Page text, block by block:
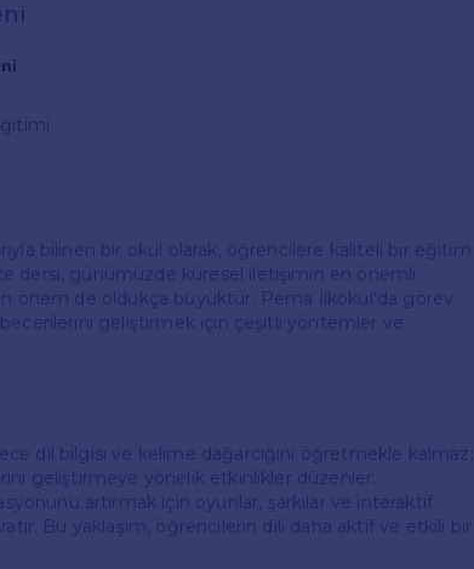
bilinen bir okul olarak, öğrencilere kaliteli bir eğitim
dersi, günümüzde küresel iletişimin en önemli
önem de oldukça büyüktür. Pema İlkokul'da görev
geliştirmek için çeşitli yöntemler ve
dil bilgisi ve kelime dağarcığını öğretmekle kalmaz;
geliştirmeye yönelik etkinlikler düzenler.
artırmak için oyunlar, şarkılar ve interaktif
Bu yaklaşım, öğrencilerin dili daha aktif ve etkili bir